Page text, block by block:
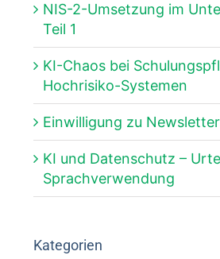
NIS-2-Umsetzung im
Teil 1
KI-Chaos bei
Hochrisiko-Systemen
Einwilligung zu
KI und Datenschutz –
Sprachverwendung
Kategorien